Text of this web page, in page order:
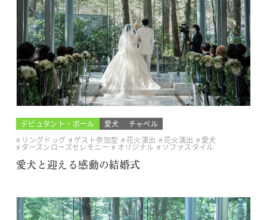
デビュタント・ボール 愛犬
チャペル
リングドッグ
ゲスト参加型 花火演出 花火演出 愛犬
ダーズンローズセレモニー オリジナル
ソファスタイル
愛犬と迎える感動の結婚式